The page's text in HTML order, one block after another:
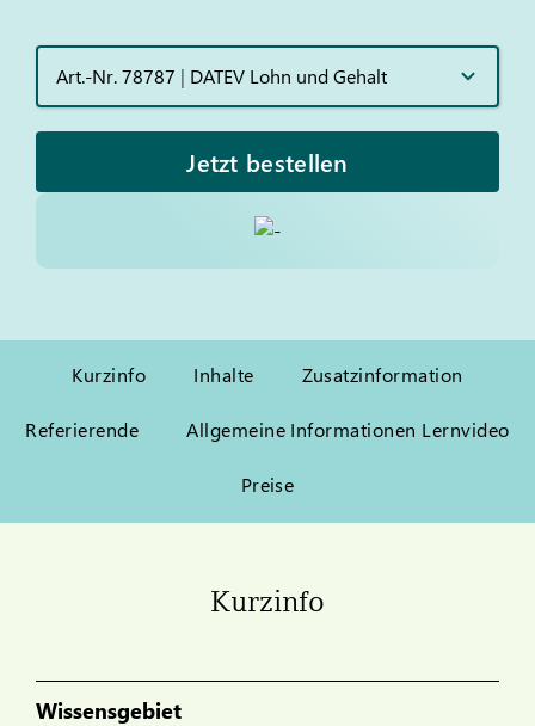
Art.-Nr. 78787 | DATEV Lohn und Gehalt
Jetzt bestellen
Kurzinfo Inhalte Zusatzinformation
Referierende Allgemeine Informationen Lernvideo
Preise
Kurzinfo
Wissensgebiet